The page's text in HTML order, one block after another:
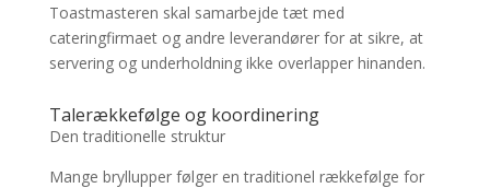
Toastmasteren skal samarbejde tæt med
cateringfirmaet og andre leverandører for at sikre, at
servering og underholdning ikke overlapper hinanden.
Talerækkefølge og koordinering
Den traditionelle struktur
Mange bryllupper følger en traditionel rækkefølge for